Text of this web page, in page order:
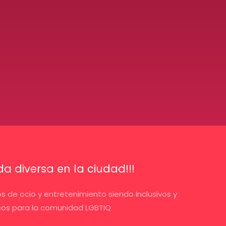
diversa en la ciudad!!!
de ocio y entretenimiento siendo Inclusivos y
para la comunidad LGBTIQ